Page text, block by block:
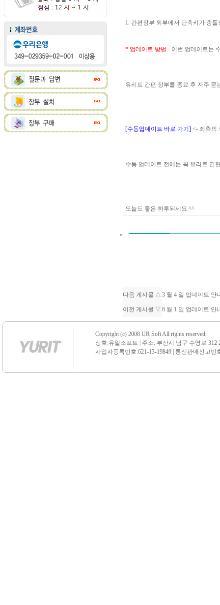
1. 간편장부 외부에서 단축키가 충
* 업데이트 방법 - 이번 업데이트는
유리트 간편 장부를 종료 후 자주
[수동업데이트 바로 가기] <- 좌측의
수동 업데이트 전에는 꼭 유리트 간
오늘도 좋은 하루되세요 ^^
다음 게시물 △ 3 월 4 일 업데이트 안
이전 게시물 ▽ 6 월 1 일 업데이트 안
Copyright (c) 2008 UR Soft All rights reserved.
상호:유알소프트 | 주소: 부산시 남구 수영로 312
사업자등록번호:621-13-19849 | 통신판매신고번